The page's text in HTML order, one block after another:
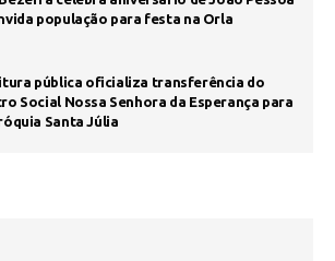
população para festa na Orla
pública oficializa transferência do
Social Nossa Senhora da Esperança para
Santa Júlia